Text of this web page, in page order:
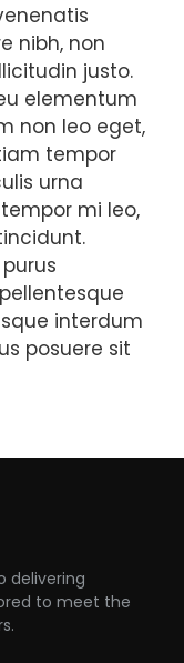
nibh, non
justo.
elementum
non leo eget,
tempor
urna
mi leo,
interdum
posuere sit
delivering
to meet the